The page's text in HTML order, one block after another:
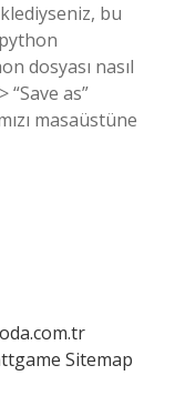
bu
dosyası nasıl
“Save as”
masaüstüne
Sitemap